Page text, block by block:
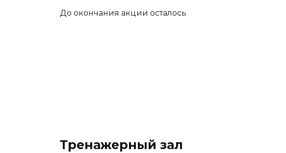
До окончания акции осталось
Тренажерный зал